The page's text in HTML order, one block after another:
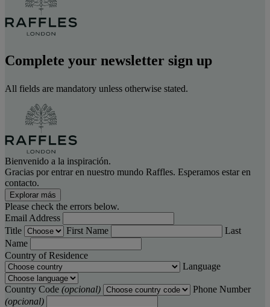
Complete your newsletter sign up
All fields are mandatory unless otherwise stated.
Bienvenido a la inspiración.
Gracias por entrar en nuestro mundo Raffles. Esperamos estar en
contacto.
Explorar más
Please check the errors below.
Email Address
Title
First Name
Last
Name
Country of Residence
Language
Country Code (opcional)
Phone Number
(opcional)